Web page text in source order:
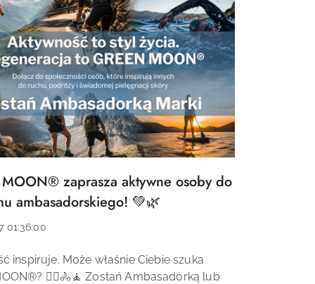
MOON® zaprasza aktywne osoby do
ambasadorskiego! 💚🌿
01:36:00
inspiruje. Może właśnie Ciebie szuka
🏃‍♀️🚴🧘 Zostań Ambasadorką lub